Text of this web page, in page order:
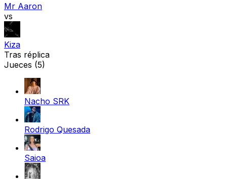
Mr Aaron
vs
Kiza
Tras réplica
Jueces (5)
Nacho SRK
Rodrigo Quesada
Saioa